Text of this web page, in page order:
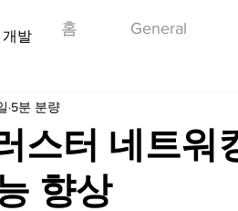
홈 General
개발
스터 네트워
향상
5분 분량